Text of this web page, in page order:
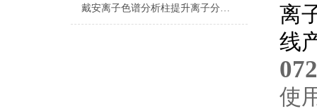
戴安离子色谱分析柱提升离子分析精度与效率
离
线
使